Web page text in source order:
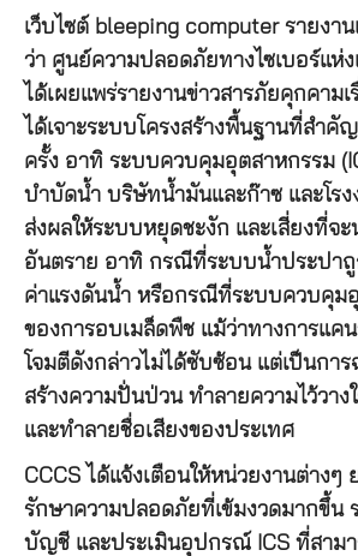
เว็บไซต์ bleeping computer รายงา
ว่า ศูนย์ความปลอดภัยทางไซเบอร์แห่ง
ได้เผยแพร่รายงานข่าวสารภัยคุกคาม
ได้เจาะระบบโครงสร้างพื้นฐานที่สำคั
ครั้ง อาทิ ระบบควบคุมอุตสาหกรรม
บำบัดน้ำ บริษัทน้ำมันและก๊าซ และโรง
ส่งผลให้ระบบหยุดชะงัก และเสี่ยงที่จะ
อันตราย อาทิ กรณีที่ระบบน้ำประปา
ค่าแรงดันน้ำ หรือกรณีที่ระบบควบคุ
ของการอบเมล็ดพืช แม้ว่าทางการแคน
โจมตีดังกล่าวไม่ได้ซับซ้อน แต่เป็นการ
สร้างความปั่นป่วน ทำลายความไว้วาง
และทำลายชื่อเสียงของประเทศ
CCCS ได้แจ้งเตือนให้หน่วยงานต่างๆ
รักษาความปลอดภัยที่เข้มงวดมากขึ้น
บัญชี และประเมินอุปกรณ์ ICS ที่สามา